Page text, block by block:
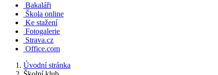
Bakaláři
Škola online
Ke stažení
Fotogalerie
Strava.cz
Office.com
Úvodní stránka